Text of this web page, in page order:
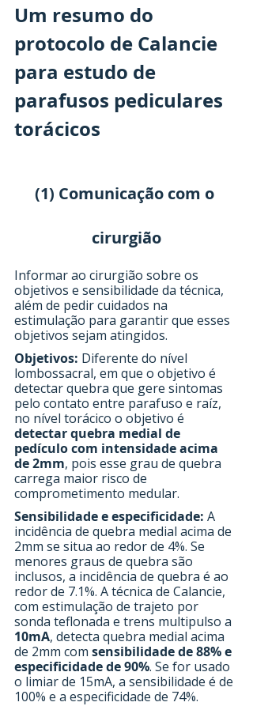
Um resumo do
protocolo de Calancie
para estudo de
parafusos pediculares
torácicos
(1) Comunicação com o
cirurgião
Informar ao cirurgião sobre os
objetivos e sensibilidade da técnica,
além de pedir cuidados na
estimulação para garantir que esses
objetivos sejam atingidos.
Objetivos: Diferente do nível
lombossacral, em que o objetivo é
detectar quebra que gere sintomas
pelo contato entre parafuso e raíz,
no nível torácico o objetivo é
detectar quebra medial de
pedículo com intensidade acima
de 2mm, pois esse grau de quebra
carrega maior risco de
comprometimento medular.
Sensibilidade e especificidade: A
incidência de quebra medial acima de
2mm se situa ao redor de 4%. Se
menores graus de quebra são
inclusos, a incidência de quebra é ao
redor de 7.1%. A técnica de Calancie,
com estimulação de trajeto por
sonda teflonada e trens multipulso a
10mA, detecta quebra medial acima
de 2mm com sensibilidade de 88% e
especificidade de 90%. Se for usado
o limiar de 15mA, a sensibilidade é de
100% e a especificidade de 74%.